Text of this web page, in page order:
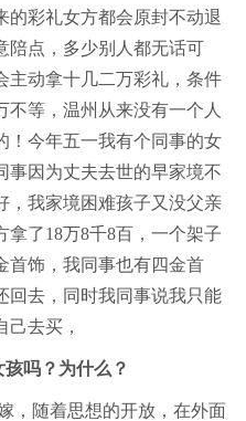
的彩礼女方都会原封不动退
陪点，多少别人都无话可
主动拿十几二万彩礼，条件
等，温州从来没有一个人
！今年五一我有个同事的女
事因为丈夫去世的早家境不
，我家境困难孩子又没父亲
拿了18万8千8百，一个架子
首饰，我同事也有四金首
回去，同时我同事说我只能
去买，
吗？为什么？
，随着思想的开放，在外面